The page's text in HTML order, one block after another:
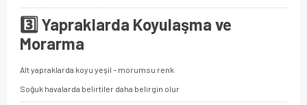
3️⃣ Yapraklarda Koyulaşma ve
Morarma
Alt yapraklarda koyu yeşil – morumsu renk
Soğuk havalarda belirtiler daha belirgin olur